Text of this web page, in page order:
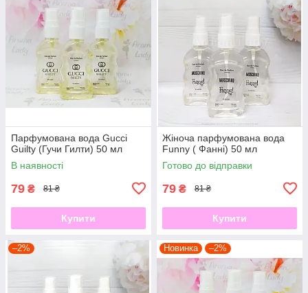
Парфумована вода Gucci
Guilty (Гучи Гилти) 50 мл
В наявності
79 ₴ 81 ₴
Купити
Жіноча парфумована вода
Funny ( Фанні) 50 мл
Готово до відправки
79 ₴ 81 ₴
Купити
–2% Новинка –2%